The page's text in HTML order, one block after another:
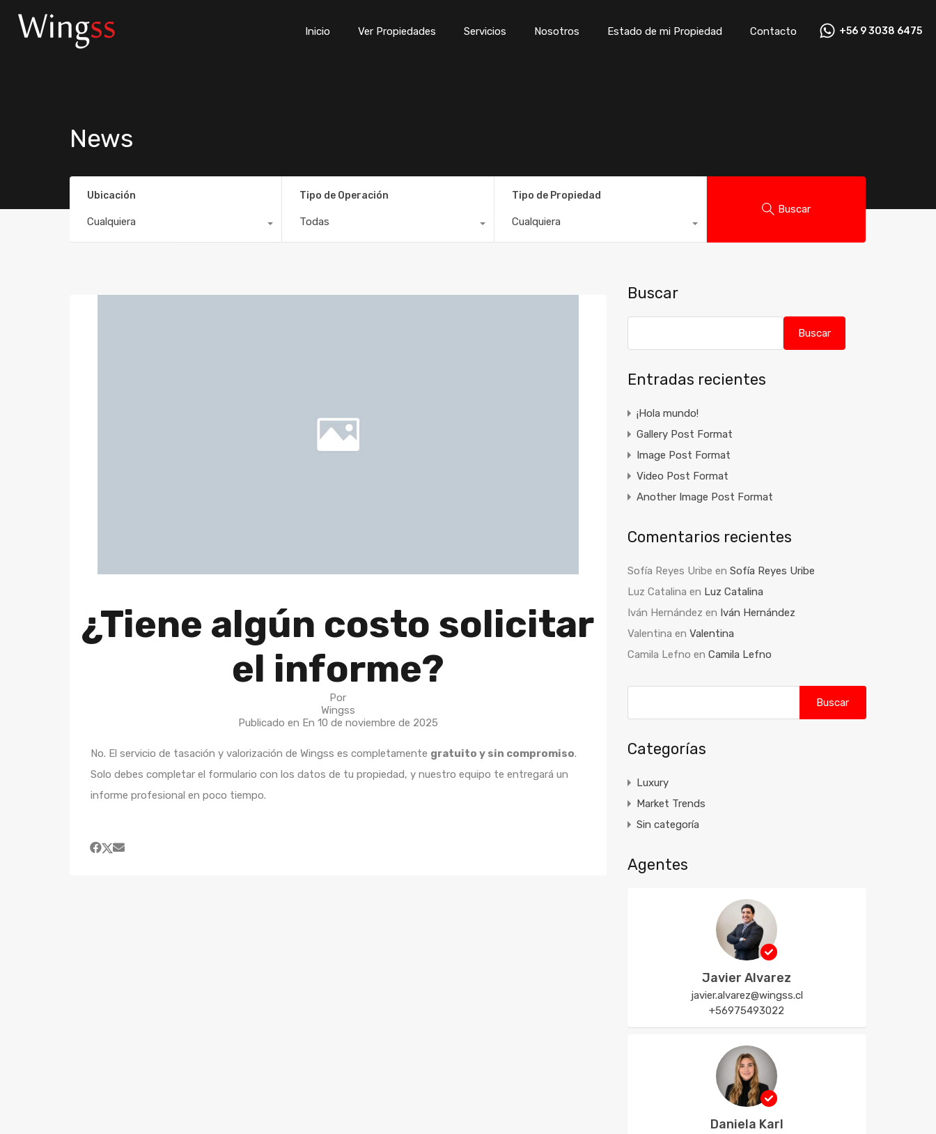
Inicio Ver Propiedades Servicios Nosotros Estado de mi Propiedad Contacto +56 9 3038 6475
Inicio Ver Propiedades Servicios Nosotros Estado de mi Propiedad Contacto +56 9 3038 6475
News
Ubicación
Cualquiera
Tipo de Operación
Todas
Tipo de Propiedad
Cualquiera
Buscar
¿Tiene algún costo solicitar
el informe?
Por
Wingss
Publicado en En 10 de noviembre de 2025
No. El servicio de tasación y valorización de Wingss es completamente gratuito y sin compromiso.
Solo debes completar el formulario con los datos de tu propiedad, y nuestro equipo te entregará un
informe profesional en poco tiempo.
Buscar
Buscar
Entradas recientes
¡Hola mundo!
Gallery Post Format
Image Post Format
Video Post Format
Another Image Post Format
Comentarios recientes
Sofía Reyes Uribe en Sofía Reyes Uribe
Luz Catalina en Luz Catalina
Iván Hernández en Iván Hernández
Valentina en Valentina
Camila Lefno en Camila Lefno
Categorías
Luxury
Market Trends
Sin categoría
Agentes
Javier Alvarez
javier.alvarez@wingss.cl
+56975493022
Daniela Karl